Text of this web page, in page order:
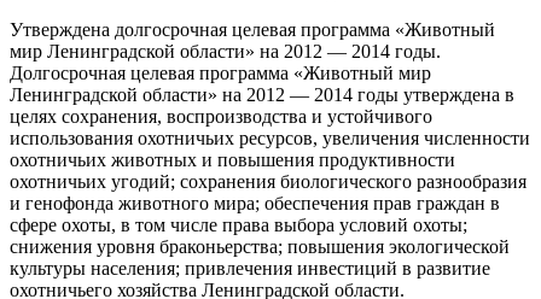
Утверждена долгосрочная целевая программа «Животный
мир Ленинградской области» на 2012 — 2014 годы.
Долгосрочная целевая программа «Животный мир
Ленинградской области» на 2012 — 2014 годы утверждена в
целях сохранения, воспроизводства и устойчивого
использования охотничьих ресурсов, увеличения численности
охотничьих животных и повышения продуктивности
охотничьих угодий; сохранения биологического разнообразия
и генофонда животного мира; обеспечения прав граждан в
сфере охоты, в том числе права выбора условий охоты;
снижения уровня браконьерства; повышения экологической
культуры населения; привлечения инвестиций в развитие
охотничьего хозяйства Ленинградской области.